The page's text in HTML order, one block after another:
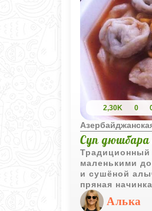
2,30K 0
Суп
Традиционный
маленькими
и сушёной
пряная
Алька